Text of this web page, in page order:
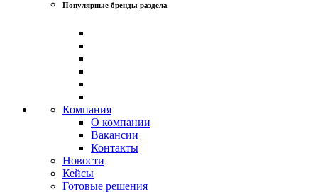
Популярные бренды раздела
Компания
О компании
Вакансии
Контакты
Новости
Кейсы
Готовые решения